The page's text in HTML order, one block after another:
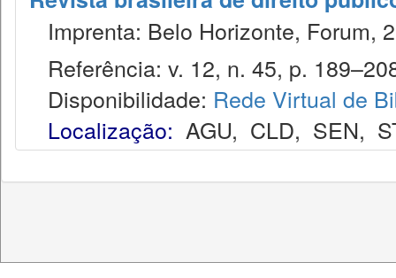
Imprenta: Belo Horizonte, Forum,
Referência: v. 12, n. 45, p.
Disponibilidade: Rede Virtual de
Localização: AGU, CLD, SEN,